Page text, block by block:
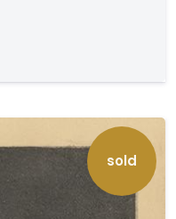
bruñida
de Calcografía
sold